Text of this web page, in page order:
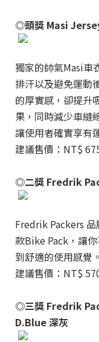
◎頭獎 Masi
獨家的帥氣Masi車
排汗以及避免運動
的厚實感，卻提升
果，同時減少車縫
讓使用者確實享有
建議售價：NT$
◎二獎 Fredrik
Fredrik Packers
款Bike Pack，讓
到舒適的使用感覺。
建議售價：NT$
◎三獎 Fredrik
D.Blue 深灰